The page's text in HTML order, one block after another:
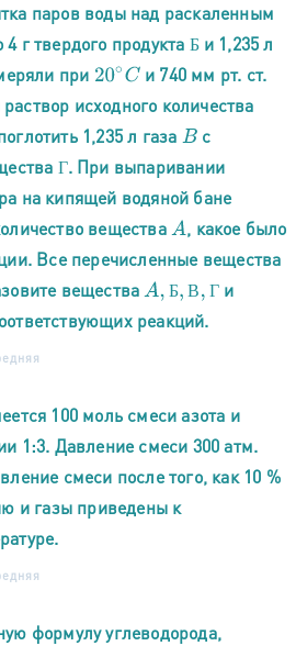
паров воды над раскаленным
4 г твердого продукта Б
Би 1,235 л
при 20∘C и 740 мм рт. ст.
исходного количества
1,235 л газа B с
Г
Г. При выпаривании
на кипящей водяной бане
веществаA , какое было
Все перечисленные вещества
вещества
Б В Г
A,Б,В,Г
и
реакций.
100 моль смеси азота и
1:3. Давление смеси 300 атм.
смеси после того, как 10 %
и газы приведены к
формулу углеводорода,